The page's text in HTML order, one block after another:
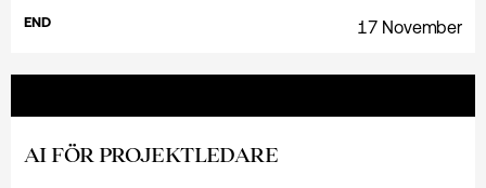
END 17 November
AI FÖR PROJEKTLEDARE